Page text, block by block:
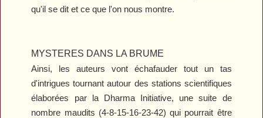
qu'il se dit et ce que l'on nous montre.
MYSTERES DANS LA BRUME
Ainsi, les auteurs vont échafauder tout un tas
d'intrigues tournant autour des stations scientifiques
élaborées par la Dharma Initiative, une suite de
nombre maudits (4-8-15-16-23-42) qui pourrait être